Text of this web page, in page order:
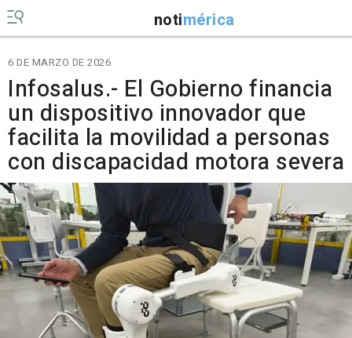
notimérica
6 DE MARZO DE 2026
Infosalus.- El Gobierno financia
un dispositivo innovador que
facilita la movilidad a personas
con discapacidad motora severa